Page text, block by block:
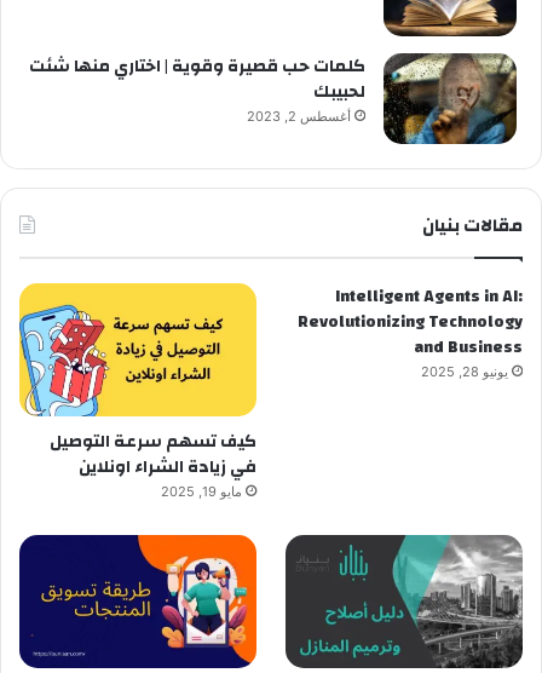
كلمات حب قصيرة وقوية | اختاري منها شئت
لحبيبك
أغسطس 2, 2023
مقالات بنيان
Intelligent Agents in AI:
Revolutionizing Technology
and Business
يونيو 28, 2025
كيف تسهم سرعة التوصيل
في زيادة الشراء اونلاين
مايو 19, 2025